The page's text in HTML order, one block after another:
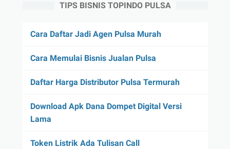
TIPS BISNIS TOPINDO PULSA
Cara Daftar Jadi Agen Pulsa Murah
Cara Memulai Bisnis Jualan Pulsa
Daftar Harga Distributor Pulsa Termurah
Download Apk Dana Dompet Digital Versi
Lama
Token Listrik Ada Tulisan Call